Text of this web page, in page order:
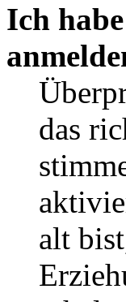
Ich
das
alt